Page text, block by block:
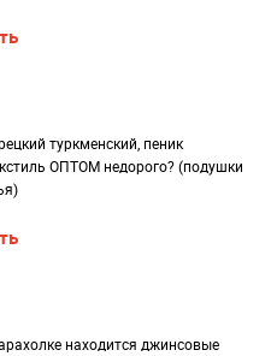
туркменский, пеник
ОПТОМ недорого? (подушки
находится джинсовые